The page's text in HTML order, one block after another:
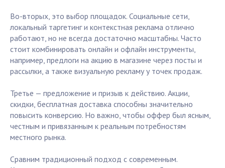
Во-вторых, это выбор площадок. Социальные сети,
локальный таргетинг и контекстная реклама отлично
работают, но не всегда достаточно масштабны. Часто
стоит комбинировать онлайн и офлайн инструменты,
например, предлоги на акцию в магазине через посты и
рассылки, а также визуальную рекламу у точек продаж.
Третье — предложение и призыв к действию. Акции,
скидки, бесплатная доставка способны значительно
повысить конверсию. Но важно, чтобы оффер был ясным,
честным и привязанным к реальным потребностям
местного рынка.
Сравним традиционный подход с современным.